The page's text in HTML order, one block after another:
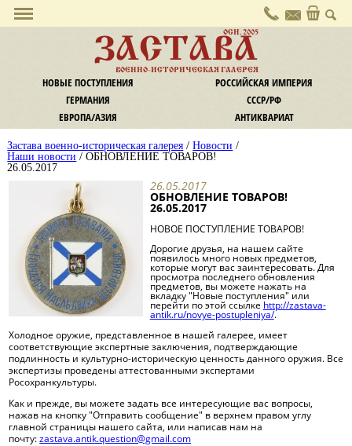
Политика конфиденциальности
Контакты
Комиссия
Экспертиза и оценка
Информация
Оплата
Доставка
Обмен / Возврат
Новости
Наши новости
Новости культуры
Криминал
Законодательство
Статьи, публикации
Полезные ссылки
ОСН. 2005
ЗАСТАВА
ВОЕННО-ИСТОРИЧЕСКАЯ ГАЛЕРЕЯ
НОВЫЕ ПОСТУПЛЕНИЯ
РОССИЙСКАЯ ИМПЕРИЯ
ГЕРМАНИЯ
СССР/РФ
ЕВРОПА/АЗИЯ
АНТИКВАРИАТ
Застава военно-историческая галерея /Новости /
Наши новости / ОБНОВЛЕНИЕ ТОВАРОВ!
26.05.2017
26.05.2017
ОБНОВЛЕНИЕ ТОВАРОВ!
26.05.2017
НОВОЕ ПОСТУПЛЕНИЕ ТОВАРОВ!
Дорогие друзья, на нашем сайте
появилось много новых предметов,
которые могут вас заинтересовать. Для
просмотра последнего обновления
предметов, вы можете нажать на
вкладку "Новые поступления" или
перейти по этой ссылке http://zastava-
antik.ru/novye-postupleniya/.
Холодное оружие, представленное в нашей галерее, имеет
соответствующие экспертные заключения, подтверждающие
подлинность и культурно-историческую ценность данного оружия. Все
экспертизы проведены аттестованными экспертами
Росохранкультуры.
Как и прежде, вы можете задать все интересующие вас вопросы,
нажав на кнопку "Отправить сообщение" в верхнем правом углу
главной страницы нашего сайта, или написав нам на
почту:zastava.antik.question@gmail.com